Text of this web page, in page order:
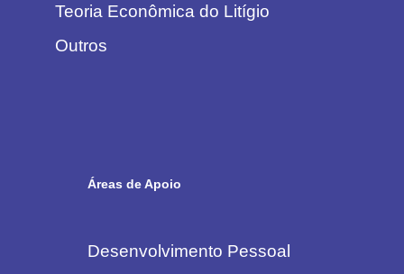
Teoria Econômica do Litígio
Outros
Áreas de Apoio
Desenvolvimento Pessoal